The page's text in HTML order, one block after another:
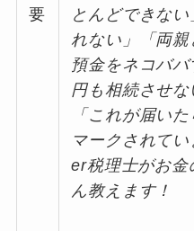
要
とんどできな
れない」「両
預金をネコバ
円も相続させな
「これが届い
マークされて
er税理士がお金
ん教えます！